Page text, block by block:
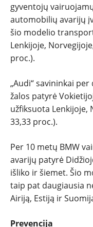
gyventojų
automobilių avarijų
šio modelio
Lenkijoje,
proc.).
„Audi“ savininkai
žalos patyrė
užfiksuota Lenkijoje,
33,33 proc.).
Per 10 metų BMW
avarijų patyrė
išliko ir šiemet. Šio
taip pat daugiausia
Airiją, Estiją ir
Prevencija